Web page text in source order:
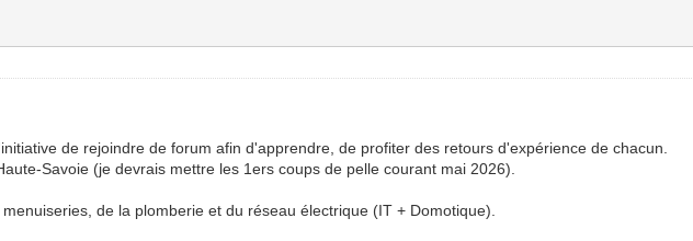
de rejoindre de forum afin d'apprendre, de profiter des retours d'expérience de chacun.
Savoie (je devrais mettre les 1ers coups de pelle courant mai 2026).
de la plomberie et du réseau électrique (IT + Domotique).